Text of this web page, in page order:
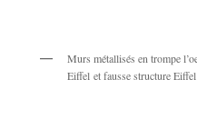
Murs métallisés en trompe
Eiffel et fausse structure